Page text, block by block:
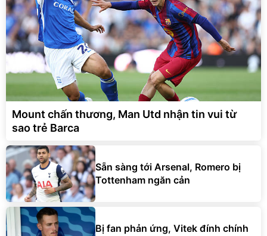
Mount chấn thương, Man Utd nhận tin vui từ
sao trẻ Barca
Sẵn sàng tới Arsenal, Romero bị
Tottenham ngăn cản
Bị fan phản ứng, Vitek đính chính